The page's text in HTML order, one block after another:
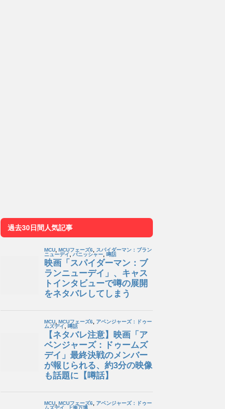
過去30日間人気記事